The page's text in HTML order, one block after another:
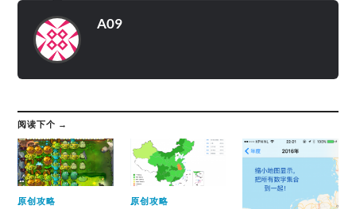
A09
阅读下个 →
原创攻略 原创攻略